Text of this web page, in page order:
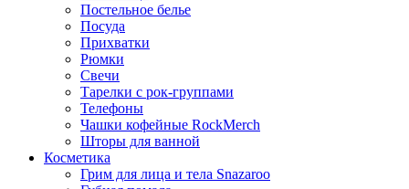
Постельное белье
Посуда
Прихватки
Рюмки
Свечи
Тарелки с рок-группами
Телефоны
Чашки кофейные RockMerch
Шторы для ванной
Косметика
Грим для лица и тела Snazaroo